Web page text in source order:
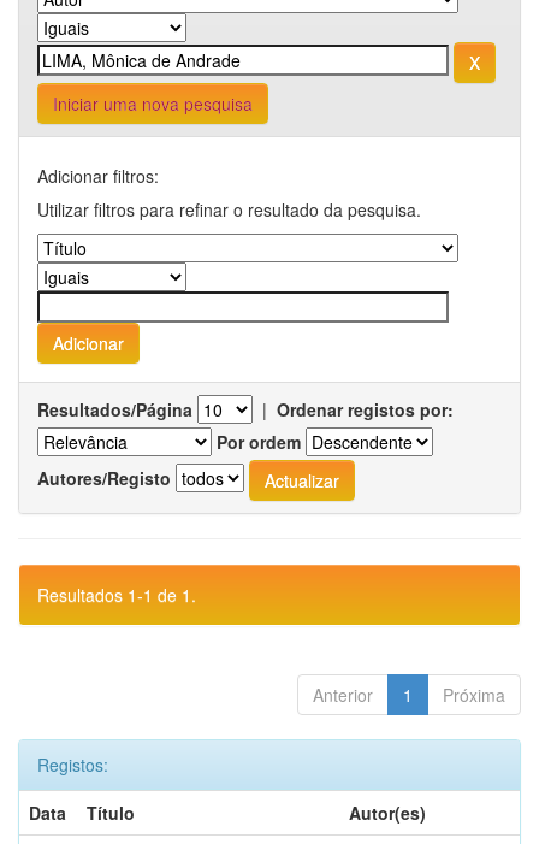
Iniciar uma nova pesquisa
Adicionar filtros:
Utilizar filtros para refinar o resultado da pesquisa.
Resultados/Página | Ordenar registos por:
Por ordem
Autores/Registo
Resultados 1-1 de 1.
Anterior 1 Próxima
Registos:
Data
Título
Autor(es)